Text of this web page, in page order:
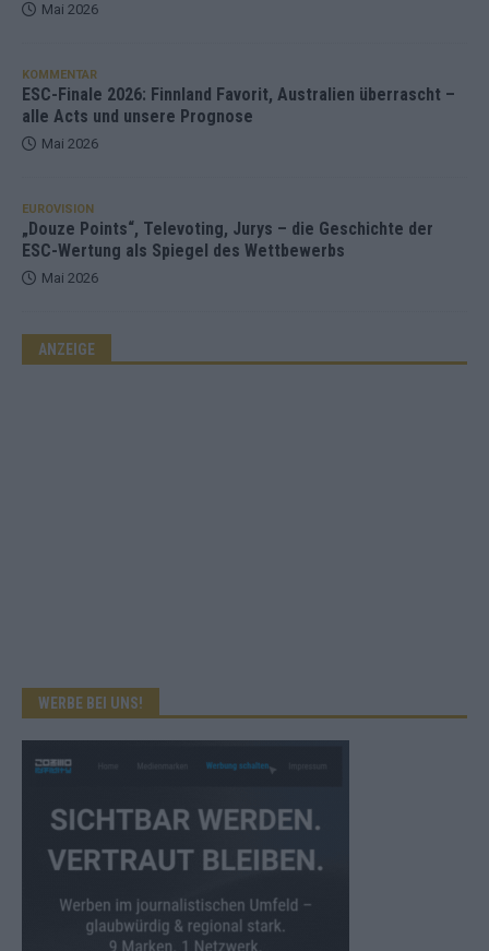
Mai 2026
KOMMENTAR
ESC-Finale 2026: Finnland Favorit, Australien überrascht –
alle Acts und unsere Prognose
Mai 2026
EUROVISION
„Douze Points“, Televoting, Jurys – die Geschichte der
ESC-Wertung als Spiegel des Wettbewerbs
Mai 2026
ANZEIGE
WERBE BEI UNS!